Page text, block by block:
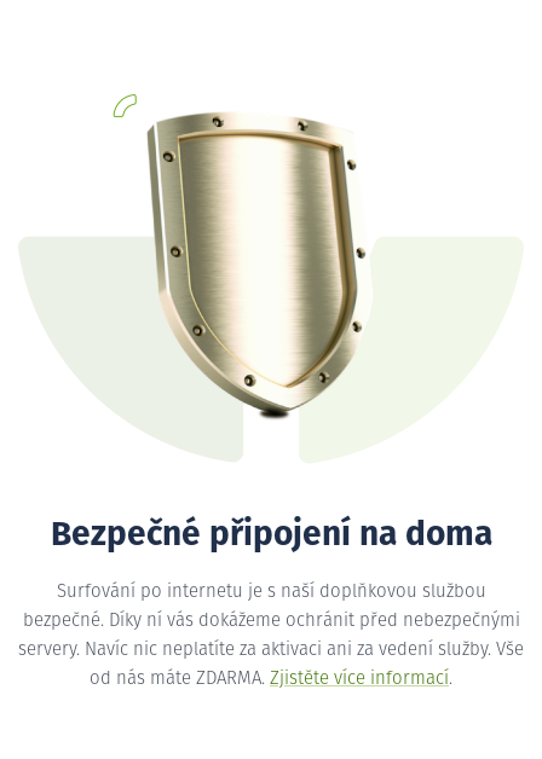
Bezpečné připojení na doma
Surfování po internetu je s naší doplňkovou službou
bezpečné. Díky ní vás dokážeme ochránit před nebezpečnými
servery. Navíc nic neplatíte za aktivaci ani za vedení služby. Vše
od nás máte ZDARMA. Zjistěte více informací.